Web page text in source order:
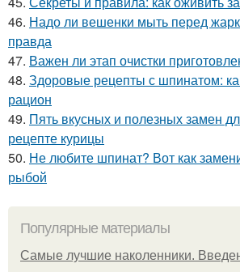
46. Надо ли вешенки мыть перед
правда
47. Важен ли этап очистки
48. Здоровые рецепты с шпинатом:
рацион
49. Пять вкусных и полезных замен
рецепте курицы
50. Не любите шпинат? Вот как
рыбой
Популярные материалы
Самые лучшие наколенники.